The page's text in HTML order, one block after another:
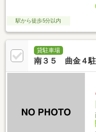
駅から徒歩5分以内
貸駐車場
南３５ 曲金４